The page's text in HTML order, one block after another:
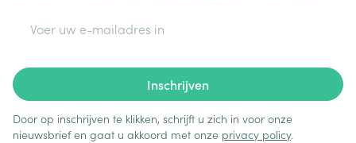
Inschrijven
Door op inschrijven te klikken, schrijft u zich in voor onze
nieuwsbrief en gaat u akkoord met onze privacy policy.